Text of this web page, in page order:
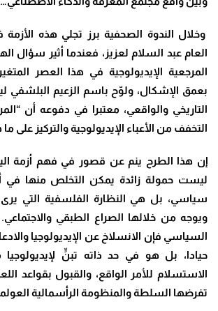
وخلال الندوة الصحفية برز تجلي هذه
العام عبد السلام لعزيز، فعندما أثير سؤال
المرجعية الإيديولوجية في هذا العصر
بعمق الإشكال، ولوّح باسم الزعيم البلشفي
التاريخي والواقعي، معتبرا في دفوعه أن
التخفف من الأعباء الإيديولوجية والتركيز على
إن هذا الطرح ينم عن قصور في فهم أزمة
ليست حمولة زائدة يمكن التخلص منها
سياسي، بل هي النظارة الفلسفية التي يرى
ويوجه من خلالها الصراع الطبقي والاجتماعي.
السياسي فإن الانسلاخ عن الإيديولوجيا
حيادا، بل هو في حد ذاته تبنٍّ لإيديولوجيا
الاستسلام للأمر الواقع، والقبول بقواعد
تفرضها السلطة والمنظومة الرأسمالية